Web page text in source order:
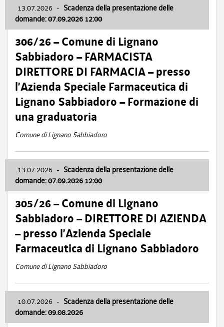
13.07.2026 - Scadenza della presentazione delle
domande: 07.09.2026 12:00
306/26 – Comune di Lignano
Sabbiadoro – FARMACISTA
DIRETTORE DI FARMACIA – presso
l’Azienda Speciale Farmaceutica di
Lignano Sabbiadoro – Formazione di
una graduatoria
Comune di Lignano Sabbiadoro
13.07.2026 - Scadenza della presentazione delle
domande: 07.09.2026 12:00
305/26 – Comune di Lignano
Sabbiadoro – DIRETTORE DI AZIENDA
– presso l’Azienda Speciale
Farmaceutica di Lignano Sabbiadoro
Comune di Lignano Sabbiadoro
10.07.2026 - Scadenza della presentazione delle
domande: 09.08.2026